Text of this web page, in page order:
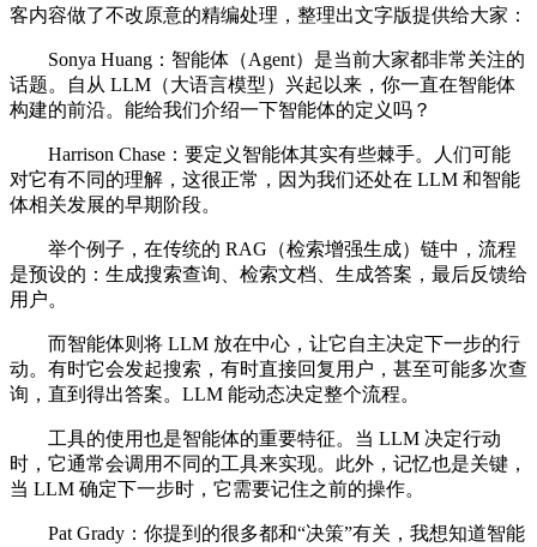
客内容做了不改原意的精编处理，整理出文字版提供给大家：
Sonya Huang：智能体（Agent）是当前大家都非常关注的
话题。自从 LLM（大语言模型）兴起以来，你一直在智能体
构建的前沿。能给我们介绍一下智能体的定义吗？
Harrison Chase：要定义智能体其实有些棘手。人们可能
对它有不同的理解，这很正常，因为我们还处在 LLM 和智能
体相关发展的早期阶段。
举个例子，在传统的 RAG（检索增强生成）链中，流程
是预设的：生成搜索查询、检索文档、生成答案，最后反馈给
用户。
而智能体则将 LLM 放在中心，让它自主决定下一步的行
动。有时它会发起搜索，有时直接回复用户，甚至可能多次查
询，直到得出答案。LLM 能动态决定整个流程。
工具的使用也是智能体的重要特征。当 LLM 决定行动
时，它通常会调用不同的工具来实现。此外，记忆也是关键，
当 LLM 确定下一步时，它需要记住之前的操作。
Pat Grady：你提到的很多都和“决策”有关，我想知道智能